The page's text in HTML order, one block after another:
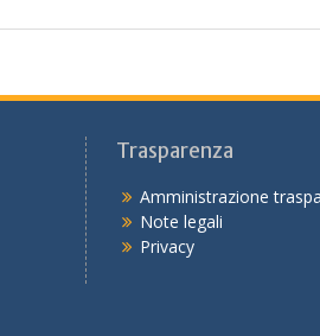
Trasparenza
Amministrazione
Note legali
Privacy